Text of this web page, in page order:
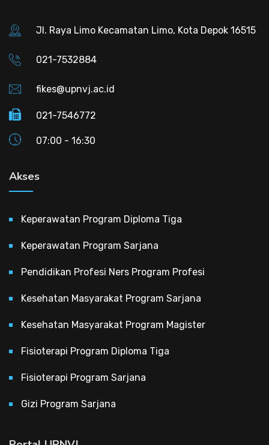
Jl. Raya Limo Kecamatan Limo, Kota Depok 16515
021-7532884
fikes@upnvj.ac.id
021-7546772
07:00 - 16:30
Akses
Keperawatan Program Diploma Tiga
Keperawatan Program Sarjana
Pendidikan Profesi Ners Program Profesi
Kesehatan Masyarakat Program Sarjana
Kesehatan Masyarakat Program Magister
Fisioterapi Program Diploma Tiga
Fisioterapi Program Sarjana
Gizi Program Sarjana